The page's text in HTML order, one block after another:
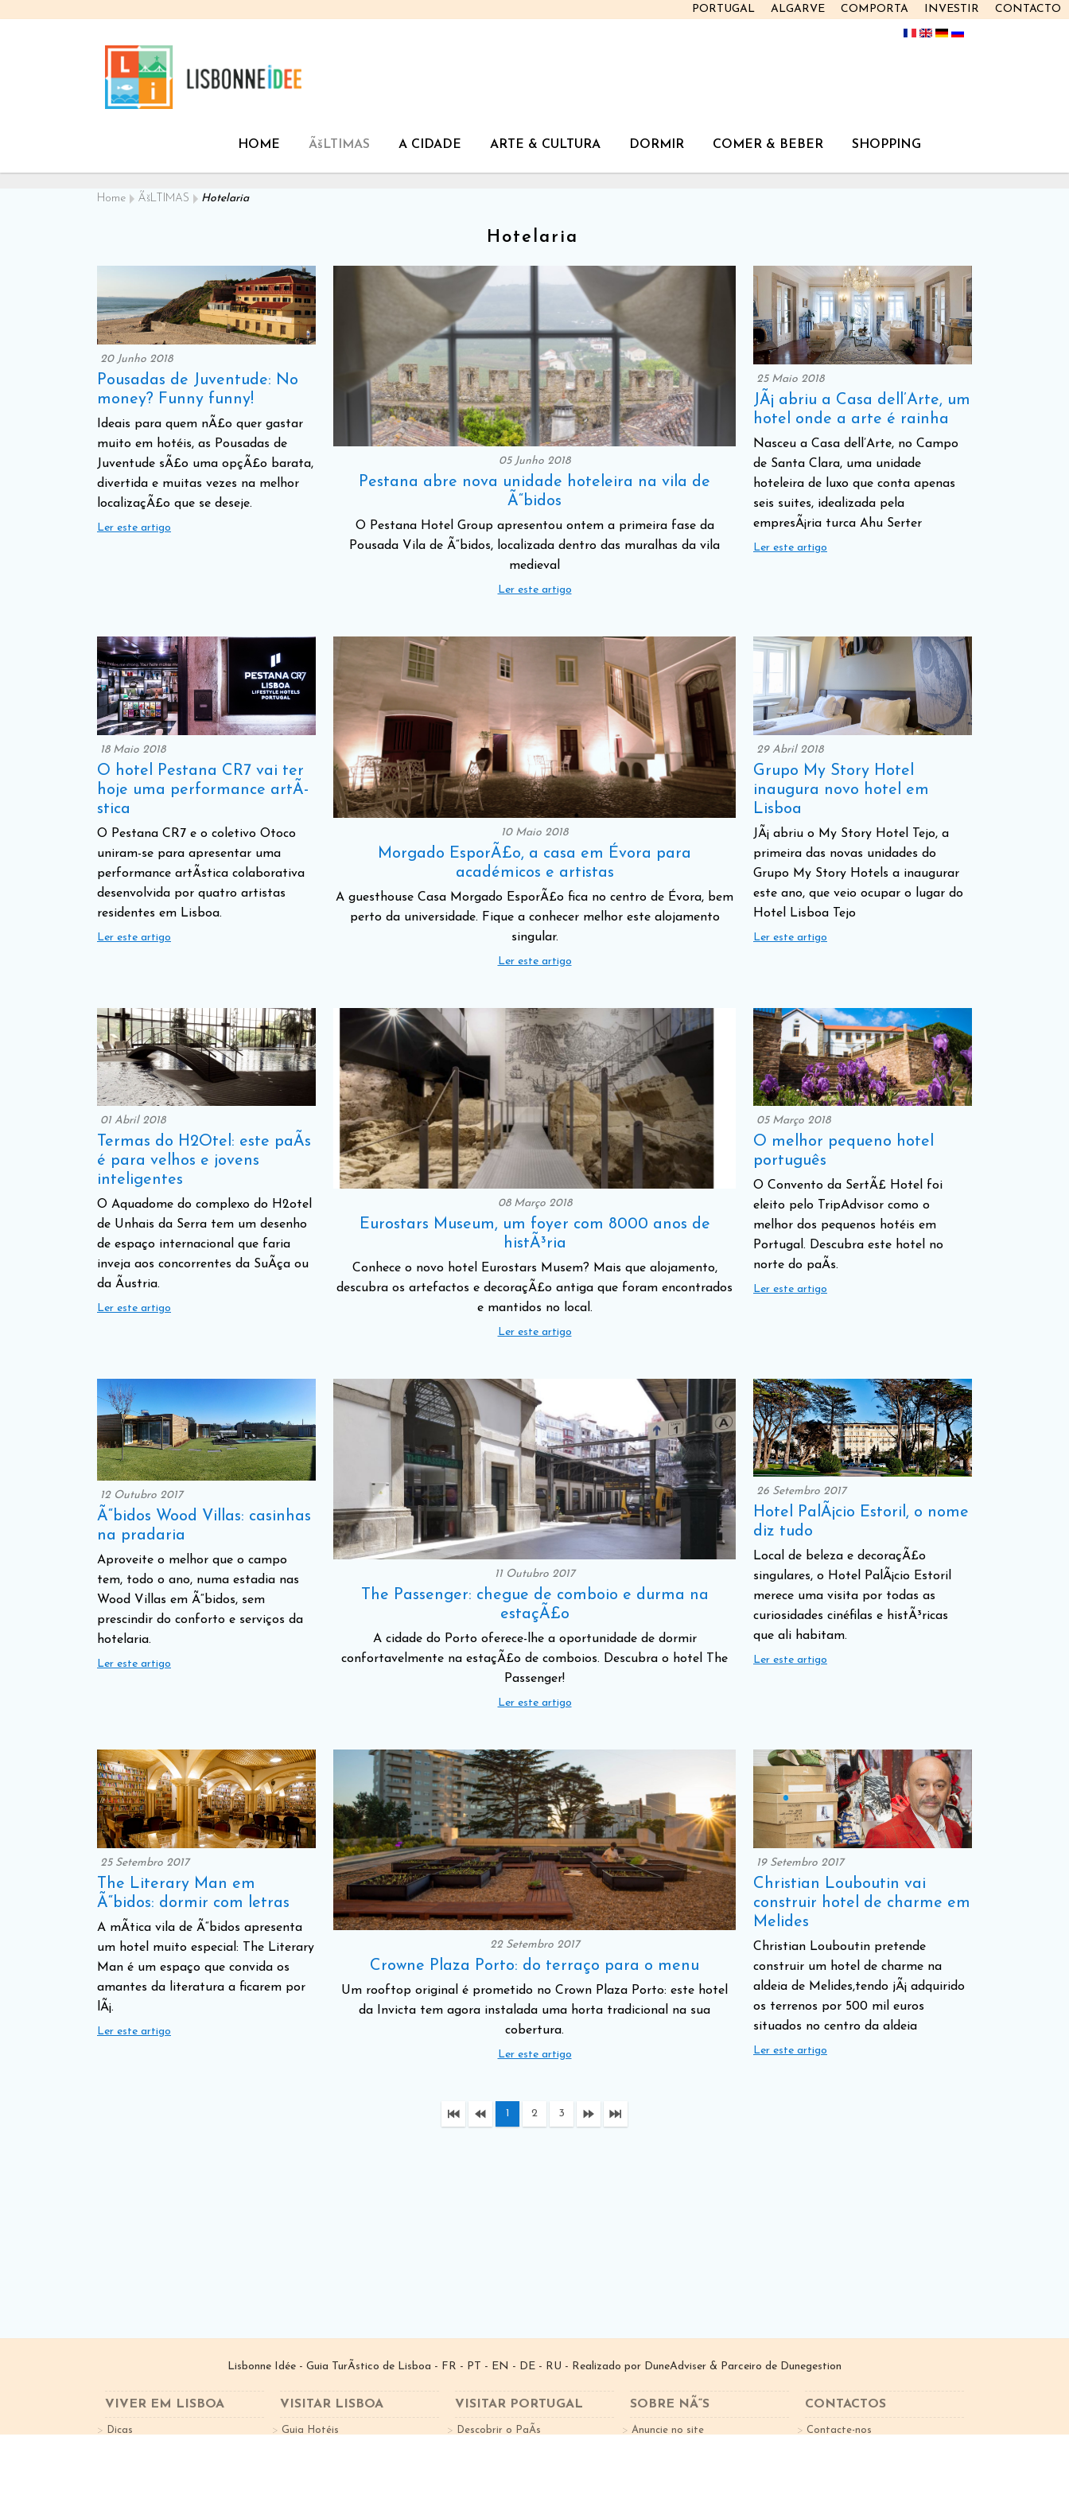
CONTACTO
INVESTIR
COMPORTA
ALGARVE
PORTUGAL
HOME ÃšLTIMAS A CIDADE ARTE & CULTURA DORMIR COMER & BEBER SHOPPING
Home ÃšLTIMAS Hotelaria
Hotelaria
20 Junho 2018
Pousadas de Juventude: No
money? Funny funny!
Ideais para quem nÃ£o quer gastar
muito em hotéis, as Pousadas de
Juventude sÃ£o uma opçÃ£o barata,
divertida e muitas vezes na melhor
localizaçÃ£o que se deseje.
Ler este artigo
05 Junho 2018
Pestana abre nova unidade hoteleira na vila de
Ã“bidos
O Pestana Hotel Group apresentou ontem a primeira fase da
Pousada Vila de Ã“bidos, localizada dentro das muralhas da vila
medieval
Ler este artigo
25 Maio 2018
JÃ¡ abriu a Casa dell’Arte, um
hotel onde a arte é rainha
Nasceu a Casa dell’Arte, no Campo
de Santa Clara, uma unidade
hoteleira de luxo que conta apenas
seis suites, idealizada pela
empresÃ¡ria turca Ahu Serter
Ler este artigo
18 Maio 2018
O hotel Pestana CR7 vai ter
hoje uma performance artÃ­
stica
O Pestana CR7 e o coletivo Otoco
uniram-se para apresentar uma
performance artÃ­stica colaborativa
desenvolvida por quatro artistas
residentes em Lisboa.
Ler este artigo
10 Maio 2018
Morgado EsporÃ£o, a casa em Évora para
académicos e artistas
A guesthouse Casa Morgado EsporÃ£o fica no centro de Évora, bem
perto da universidade. Fique a conhecer melhor este alojamento
singular.
Ler este artigo
29 Abril 2018
Grupo My Story Hotel
inaugura novo hotel em
Lisboa
JÃ¡ abriu o My Story Hotel Tejo, a
primeira das novas unidades do
Grupo My Story Hotels a inaugurar
este ano, que veio ocupar o lugar do
Hotel Lisboa Tejo
Ler este artigo
01 Abril 2018
Termas do H2Otel: este paÃ­s
é para velhos e jovens
inteligentes
O Aquadome do complexo do H2otel
de Unhais da Serra tem um desenho
de espaço internacional que faria
inveja aos concorrentes da SuÃ­ça ou
da Ãustria.
Ler este artigo
08 Março 2018
Eurostars Museum, um foyer com 8000 anos de
histÃ³ria
Conhece o novo hotel Eurostars Musem? Mais que alojamento,
descubra os artefactos e decoraçÃ£o antiga que foram encontrados
e mantidos no local.
Ler este artigo
05 Março 2018
O melhor pequeno hotel
português
O Convento da SertÃ£ Hotel foi
eleito pelo TripAdvisor como o
melhor dos pequenos hotéis em
Portugal. Descubra este hotel no
norte do paÃ­s.
Ler este artigo
12 Outubro 2017
Ã“bidos Wood Villas: casinhas
na pradaria
Aproveite o melhor que o campo
tem, todo o ano, numa estadia nas
Wood Villas em Ã“bidos, sem
prescindir do conforto e serviços da
hotelaria.
Ler este artigo
11 Outubro 2017
The Passenger: chegue de comboio e durma na
estaçÃ£o
A cidade do Porto oferece-lhe a oportunidade de dormir
confortavelmente na estaçÃ£o de comboios. Descubra o hotel The
Passenger!
Ler este artigo
26 Setembro 2017
Hotel PalÃ¡cio Estoril, o nome
diz tudo
Local de beleza e decoraçÃ£o
singulares, o Hotel PalÃ¡cio Estoril
merece uma visita por todas as
curiosidades cinéfilas e histÃ³ricas
que ali habitam.
Ler este artigo
25 Setembro 2017
The Literary Man em
Ã“bidos: dormir com letras
A mÃ­tica vila de Ã“bidos apresenta
um hotel muito especial: The Literary
Man é um espaço que convida os
amantes da literatura a ficarem por
lÃ¡.
Ler este artigo
22 Setembro 2017
Crowne Plaza Porto: do terraço para o menu
Um rooftop original é prometido no Crown Plaza Porto: este hotel
da Invicta tem agora instalada uma horta tradicional na sua
cobertura.
Ler este artigo
19 Setembro 2017
Christian Louboutin vai
construir hotel de charme em
Melides
Christian Louboutin pretende
construir um hotel de charme na
aldeia de Melides,tendo jÃ¡ adquirido
os terrenos por 500 mil euros
situados no centro da aldeia
Ler este artigo
1 2 3
Lisbonne Idée - Guia TurÃ­stico de Lisboa - FR - PT - EN - DE - RU - Realizado por DuneAdviser & Parceiro de Dunegestion
VIVER EM LISBOA
Dicas
VISITAR LISBOA
Guia Hotéis
VISITAR PORTUGAL
Descobrir o PaÃ­s
SOBRE NÃ“S
Anuncie no site
CONTACTOS
Contacte-nos